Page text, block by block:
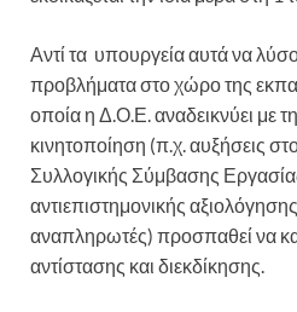
Αντί τα υπουργεία αυτά να
προβλήματα στο χώρο της
οποία η Δ.Ο.Ε. αναδεικνύει με
κινητοποίηση (π.χ. αυξήσεις
Συλλογικής Σύμβασης
αντιεπιστημονικής
αναπληρωτές) προσπαθεί να
αντίστασης και διεκδίκησης.